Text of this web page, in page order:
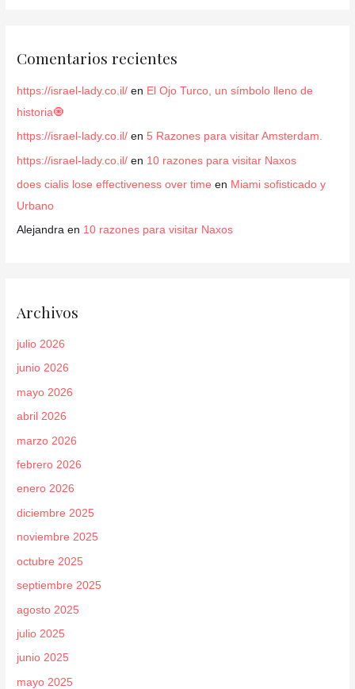
Comentarios recientes
https://israel-lady.co.il/ en El Ojo Turco, un símbolo lleno de
historia🧿
https://israel-lady.co.il/ en 5 Razones para visitar Amsterdam.
https://israel-lady.co.il/ en 10 razones para visitar Naxos
does cialis lose effectiveness over time en Miami sofisticado y
Urbano
Alejandra en 10 razones para visitar Naxos
Archivos
julio 2026
junio 2026
mayo 2026
abril 2026
marzo 2026
febrero 2026
enero 2026
diciembre 2025
noviembre 2025
octubre 2025
septiembre 2025
agosto 2025
julio 2025
junio 2025
mayo 2025